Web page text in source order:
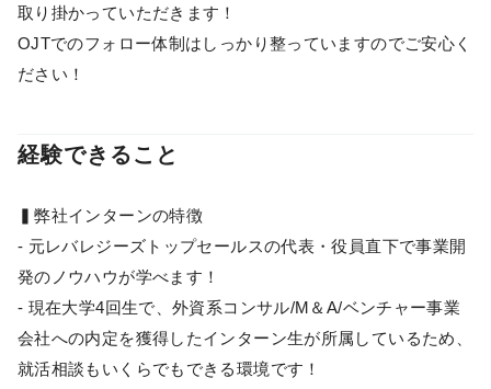
取り掛かっていただきます！
OJTでのフォロー体制はしっかり整っていますのでご安心く
ださい！
経験できること
▍弊社インターンの特徴
- 元レバレジーズトップセールスの代表・役員直下で事業開
発のノウハウが学べます！
- 現在大学4回生で、外資系コンサル/M＆A/ベンチャー事業
会社への内定を獲得したインターン生が所属しているため、
就活相談もいくらでもできる環境です！